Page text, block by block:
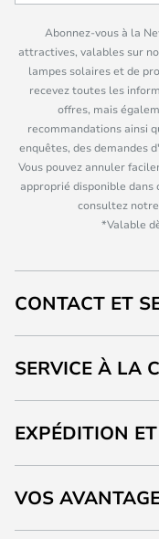
Abonnez-vous à la
attractives, valables sur
lampes solaires et de
recevez toutes les
offres, mais
recommandations ainsi
enquêtes, des demandes
Vous pouvez annuler
approprié disponible
consultez
*Valable
CONTACT ET
SERVICE À LA
EXPÉDITION
VOS